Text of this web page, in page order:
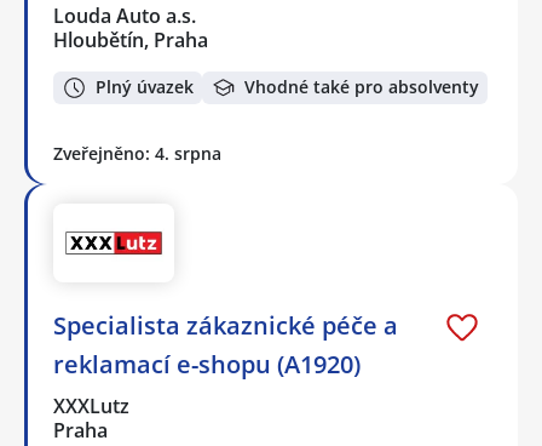
Louda Auto a.s.
Hloubětín, Praha
Plný úvazek Vhodné také pro absolventy
Zveřejněno: 4. srpna
Specialista zákaznické péče a
reklamací e-shopu (A1920)
XXXLutz
Praha